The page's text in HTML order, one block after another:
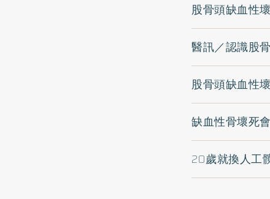
股骨頭缺血性
醫訊／認識股
股骨頭缺血性
缺血性骨壞死
20歲就換人工